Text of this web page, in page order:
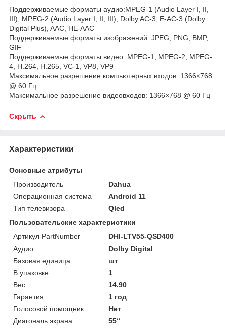
Поддерживаемые форматы аудио:MPEG-1 (Audio Layer I, II,
III), MPEG-2 (Audio Layer I, II, III), Dolby AC-3, E-AC-3 (Dolby
Digital Plus), AAC, HE-AAC
Поддерживаемые форматы изображений: JPEG, PNG, BMP,
GIF
Поддерживаемые форматы видео: MPEG-1, MPEG-2, MPEG-
4, H.264, H.265, VC-1, VP8, VP9
Максимальное разрешение компьютерных входов: 1366×768
@ 60 Гц
Максимальное разрешение видеовходов: 1366×768 @ 60 Гц
Скрыть
Характеристики
Основные атрибуты
Производитель
Dahua
Операционная система
Android 11
Тип телевизора
Qled
Пользовательские характеристики
Артикул-PartNumber
DHI-LTV55-QSD400
Аудио
Dolby Digital
Базовая единица
шт
В упаковке
1
Вес
14.90
Гарантия
1 год
Голосовой помощник
Нет
Диагональ экрана
55“